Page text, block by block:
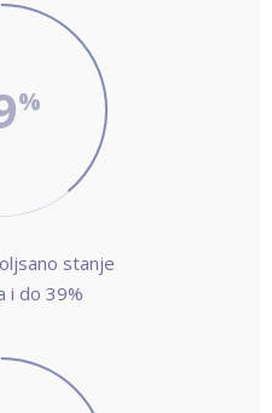
stanje
i do 39%